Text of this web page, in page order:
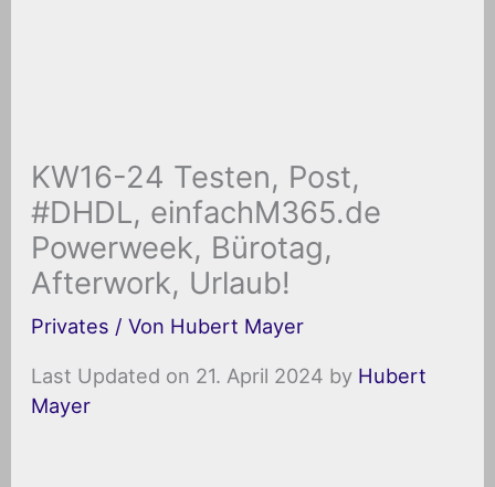
KW16-24 Testen, Post,
#DHDL, einfachM365.de
Powerweek, Bürotag,
Afterwork, Urlaub!
Privates / Von Hubert Mayer
Last Updated on 21. April 2024 by Hubert
Mayer